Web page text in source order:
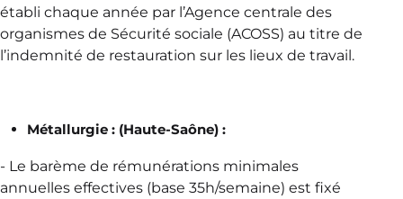
établi chaque année par l’Agence centrale des
organismes de Sécurité sociale (ACOSS) au titre de
l’indemnité de restauration sur les lieux de travail.
Métallurgie : (Haute-Saône) :
- Le barème de rémunérations minimales
annuelles effectives (base 35h/semaine) est fixé